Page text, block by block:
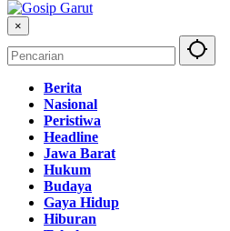
×
Berita
Nasional
Peristiwa
Headline
Jawa Barat
Hukum
Budaya
Gaya Hidup
Hiburan